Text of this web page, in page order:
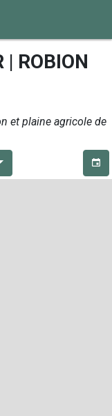
| ROBION
et plaine agricole de